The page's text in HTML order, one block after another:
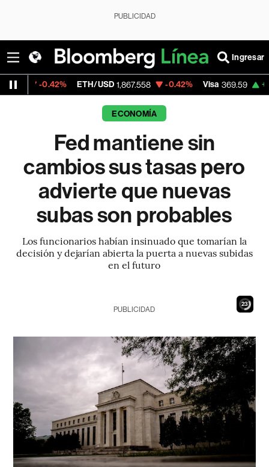
PUBLICIDAD
Ingresar
ETH/USD 1,867.558 -0.42% Visa 369.59 +1.07%
ECONOMÍA
Fed mantiene sin
cambios sus tasas pero
advierte que nuevas
subas son probables
Los funcionarios habían insinuado que tomarían la
decisión y dejarían abierta la puerta a nuevas subidas
en el futuro
21
PUBLICIDAD